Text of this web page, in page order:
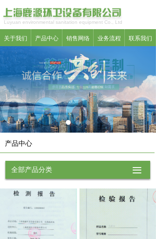
Luyuan environmental sanitation equipment Co., Ltd
关于我们 产品中心 销售网络 业务流程 联系我们
产品中心
끀
全部产品分类